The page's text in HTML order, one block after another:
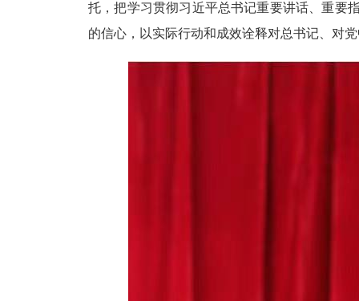
托，把学习贯彻习近平总书记重要讲话、重要
的信心，以实际行动和成效诠释对总书记、对